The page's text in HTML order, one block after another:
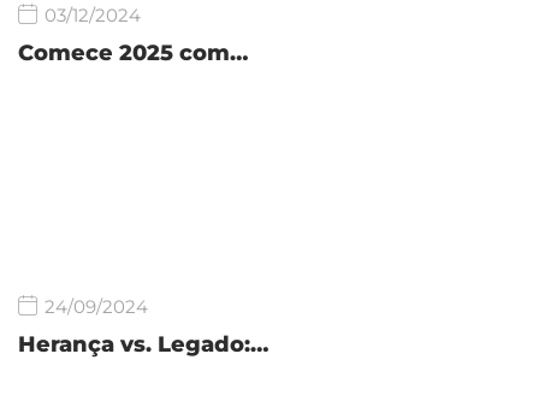
03/12/2024
Comece 2025 com…
24/09/2024
Herança vs. Legado:…